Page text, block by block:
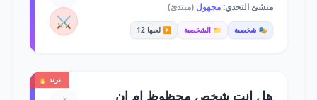
منشئ التحدي:مجهول (مبتدئ)
🎭 شخصية 📁 الشخصية ▶️ لعبها 12 ⚔️
ترند 🔥
هل انت شخص محظوظ ام ان